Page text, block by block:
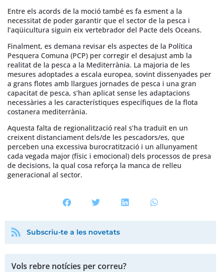
Entre els acords de la moció també es fa esment a la
necessitat de poder garantir que el sector de la pesca i
l’aqüicultura siguin eix vertebrador del Pacte dels Oceans.
Finalment, es demana revisar els aspectes de la Política
Pesquera Comuna (PCP) per corregir el desajust amb la
realitat de la pesca a la Mediterrània. La majoria de les
mesures adoptades a escala europea, sovint dissenyades per
a grans flotes amb llargues jornades de pesca i una gran
capacitat de pesca, s’han aplicat sense les adaptacions
necessàries a les característiques específiques de la flota
costanera mediterrània.
Aquesta falta de regionalització real s’ha traduït en un
creixent distanciament dels/de les pescadors/es, que
perceben una excessiva burocratització i un allunyament
cada vegada major (físic i emocional) dels processos de presa
de decisions, la qual cosa reforça la manca de relleu
generacional al sector.
Subscriu-te a les novetats
Vols rebre notícies per correu?